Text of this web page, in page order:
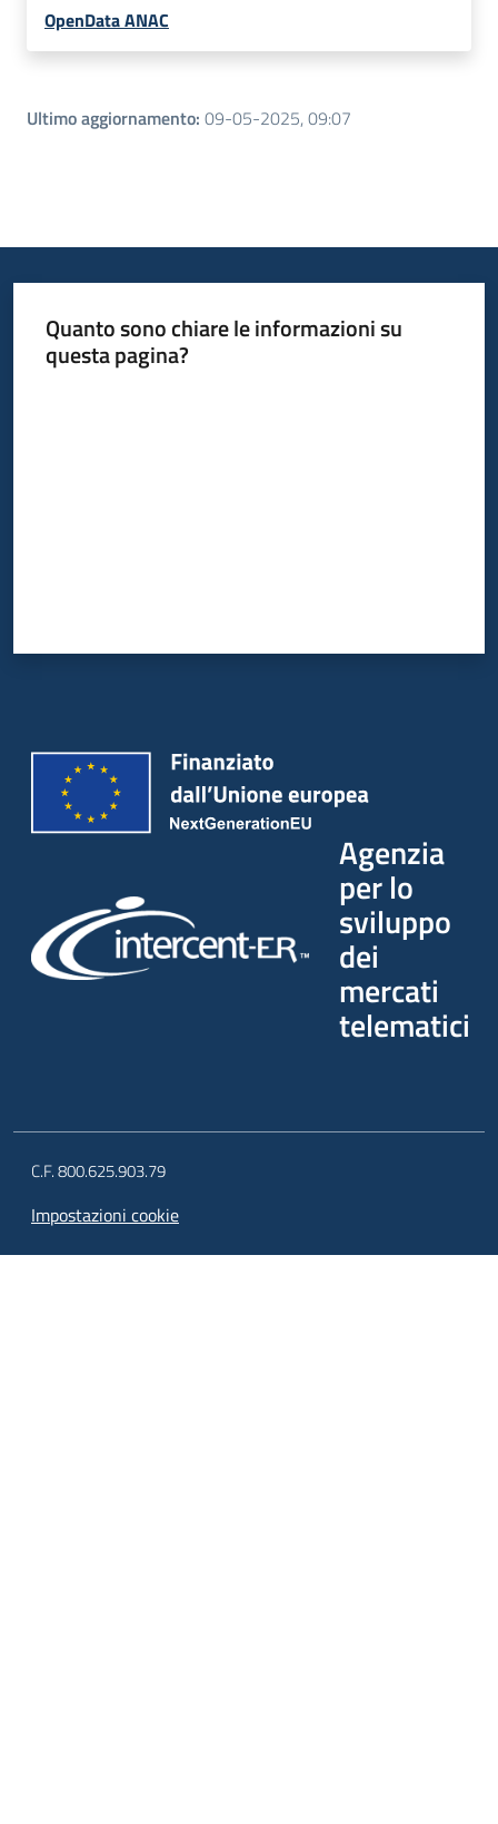
OpenData ANAC
Ultimo aggiornamento: 09-05-2025, 09:07
Quanto sono chiare le informazioni su
questa pagina?
Agenzia
per lo
sviluppo
dei
mercati
telematici
C.F. 800.625.903.79
Impostazioni cookie